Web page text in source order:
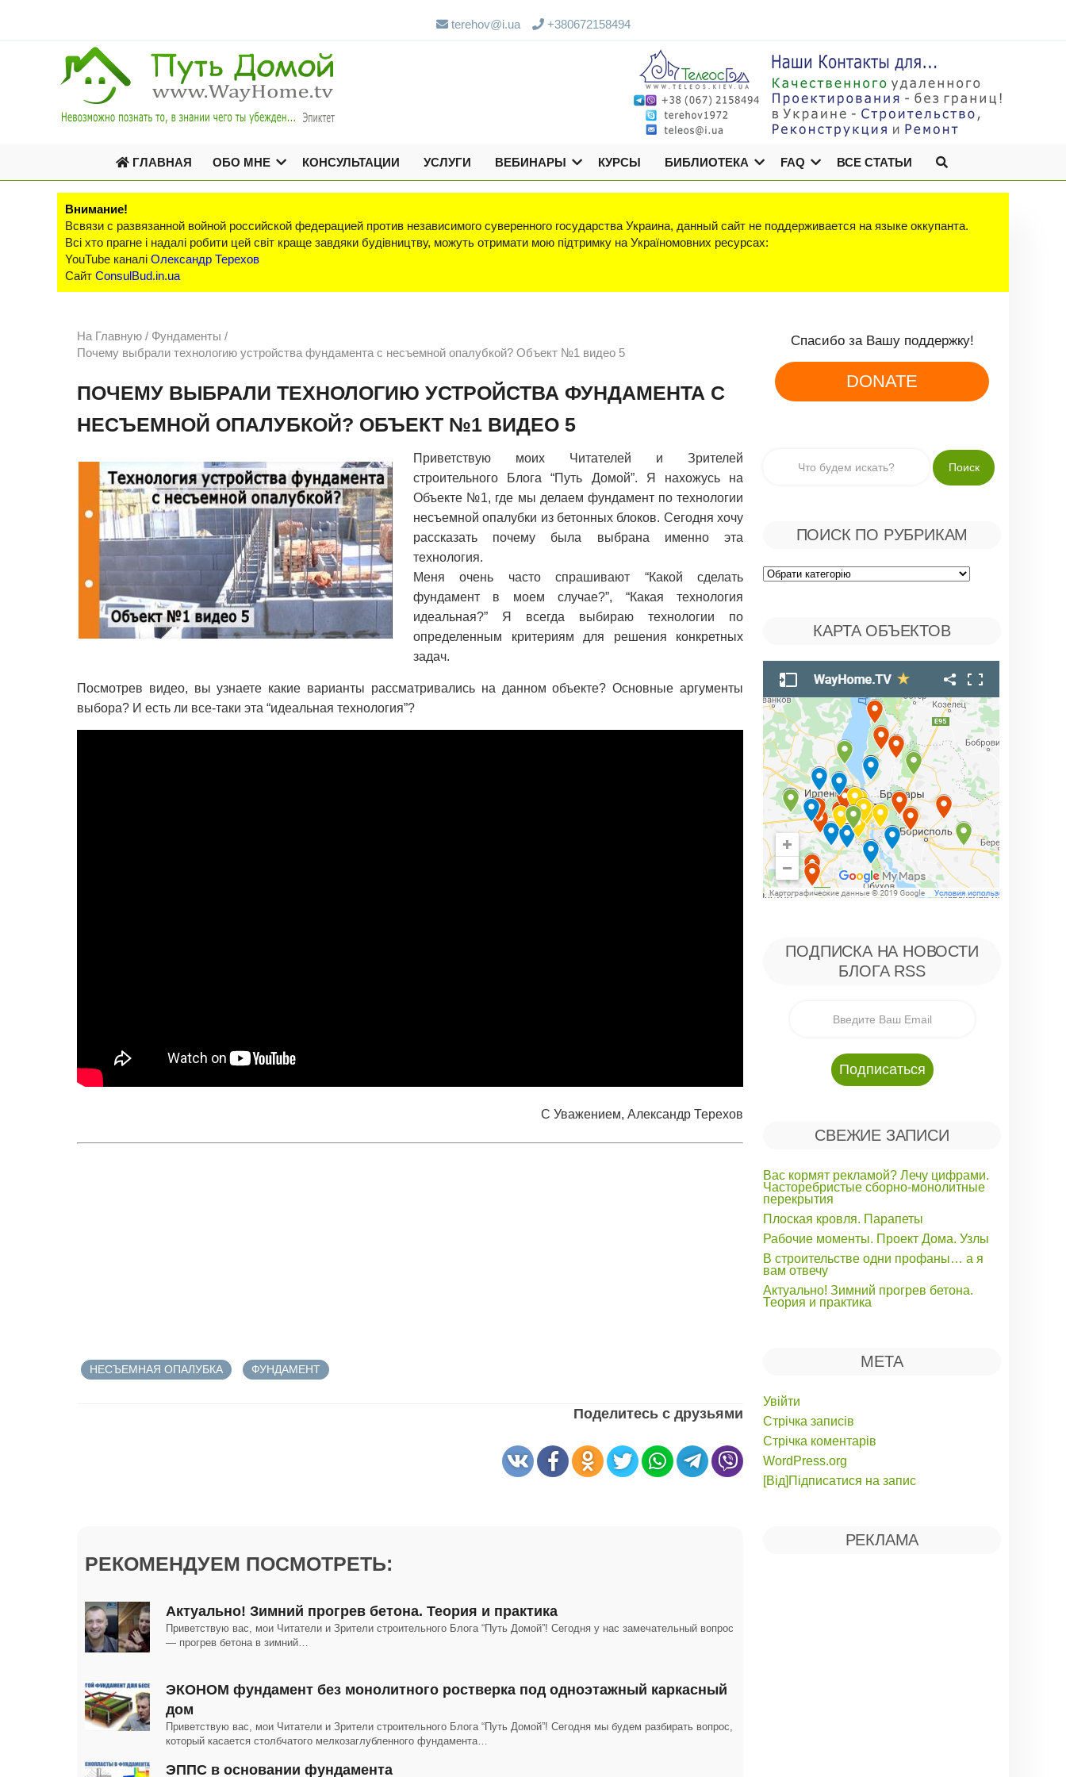
terehov@i.ua +380672158494
ГЛАВНАЯ ОБО МНЕ КОНСУЛЬТАЦИИ УСЛУГИ ВЕБИНАРЫ КУРСЫ БИБЛИОТЕКА FAQ ВСЕ СТАТЬИ
Внимание!
Всвязи с развязанной войной российской федерацией против независимого суверенного государства Украина, данный сайт не поддерживается на языке оккупанта.
Всі хто прагне і надалі робити цей світ краще завдяки будівництву, можуть отримати мою підтримку на Україномовних ресурсах:
YouTube каналі Олександр Терехов
Сайт ConsulBud.in.ua
На Главную / Фундаменты /
Почему выбрали технологию устройства фундамента с несъемной опалубкой? Объект №1 видео 5
ПОЧЕМУ ВЫБРАЛИ ТЕХНОЛОГИЮ УСТРОЙСТВА ФУНДАМЕНТА С
НЕСЪЕМНОЙ ОПАЛУБКОЙ? ОБЪЕКТ №1 ВИДЕО 5
Приветствую моих Читателей и Зрителей
строительного Блога “Путь Домой”. Я нахожусь на
Объекте №1, где мы делаем фундамент по технологии
несъемной опалубки из бетонных блоков. Сегодня хочу
рассказать почему была выбрана именно эта
технология.
Меня очень часто спрашивают “Какой сделать
фундамент в моем случае?”, “Какая технология
идеальная?” Я всегда выбираю технологии по
определенным критериям для решения конкретных
задач.
Посмотрев видео, вы узнаете какие варианты рассматривались на данном объекте? Основные аргументы
выбора? И есть ли все-таки эта “идеальная технология”?
С Уважением, Александр Терехов
НЕСЪЕМНАЯ ОПАЛУБКА ФУНДАМЕНТ
Поделитесь с друзьями
РЕКОМЕНДУЕМ ПОСМОТРЕТЬ:
Актуально! Зимний прогрев бетона. Теория и практика
Приветствую вас, мои Читатели и Зрители строительного Блога “Путь Домой”! Сегодня у нас замечательный вопрос
— прогрев бетона в зимний…
ЭКОНОМ фундамент без монолитного ростверка под одноэтажный каркасный
дом
Приветствую вас, мои Читатели и Зрители строительного Блога “Путь Домой”! Сегодня мы будем разбирать вопрос,
который касается столбчатого мелкозаглубленного фундамента…
ЭППС в основании фундамента
Спасибо за Вашу поддержку!
DONATE
ПОИСК ПО РУБРИКАМ
Поиск
КАРТА ОБЪЕКТОВ
ПОДПИСКА НА НОВОСТИ
БЛОГА RSS
СВЕЖИЕ ЗАПИСИ
Вас кормят рекламой? Лечу цифрами.
Часторебристые сборно-монолитные
перекрытия
Плоская кровля. Парапеты
Рабочие моменты. Проект Дома. Узлы
В строительстве одни профаны… а я
вам отвечу
Актуально! Зимний прогрев бетона.
Теория и практика
МЕТА
Увійти
Стрічка записів
Стрічка коментарів
WordPress.org
[Від]Підписатися на запис
РЕКЛАМА